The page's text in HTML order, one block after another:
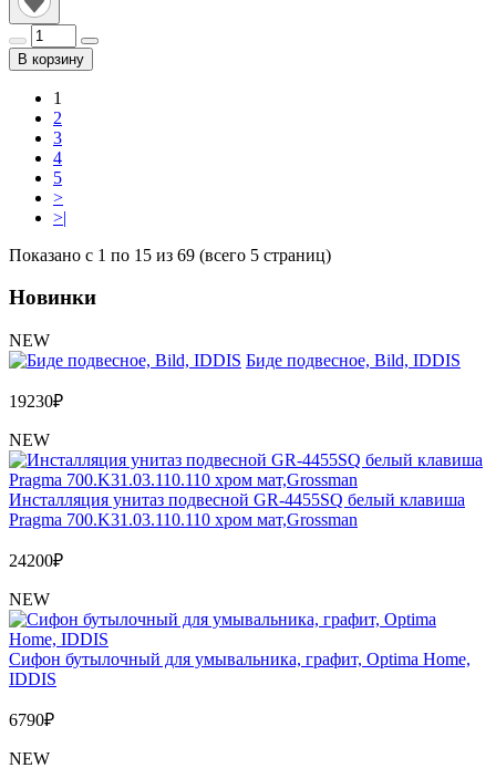
В корзину
1
2
3
4
5
>
>|
Показано с 1 по 15 из 69 (всего 5 страниц)
Новинки
NEW
Биде подвесное, Bild, IDDIS
19230₽
NEW
Инсталляция унитаз подвесной GR-4455SQ белый клавиша
Pragma 700.K31.03.110.110 хром мат,Grossman
24200₽
NEW
Сифон бутылочный для умывальника, графит, Optima Home,
IDDIS
6790₽
NEW